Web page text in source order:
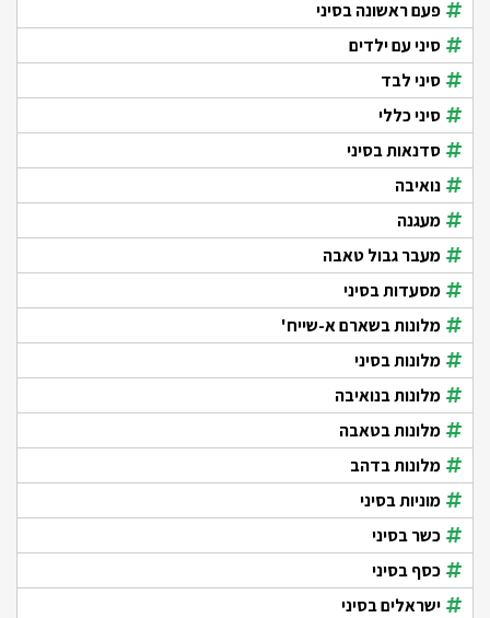
פעם ראשונה בסיני
סיני עם ילדים
סיני לבד
סיני כללי
סדנאות בסיני
נואיבה
מעגנה
מעבר גבול טאבה
מסעדות בסיני
מלונות בשארם א-שייח'
מלונות בסיני
מלונות בנואיבה
מלונות בטאבה
מלונות בדהב
מוניות בסיני
כשר בסיני
כסף בסיני
ישראלים בסיני